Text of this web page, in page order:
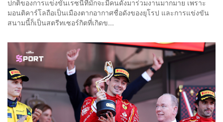
ปกติของการแข่งขันเรซนี้ที่มักจะมีคนดังมาร่วมงานมากมาย เพราะ
มอนติคาร์โลถือเป็นเมืองตากอากาศชื่อดังของยุโรป และการแข่งขัน
สนามนี้ก็เป็นสตรีทเซอร์กิตที่เกิดข...